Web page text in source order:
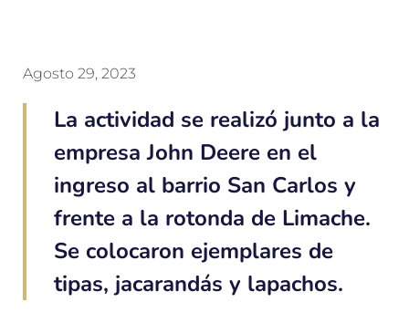
Agosto 29, 2023
La actividad se realizó junto a la
empresa John Deere en el
ingreso al barrio San Carlos y
frente a la rotonda de Limache.
Se colocaron ejemplares de
tipas, jacarandás y lapachos.